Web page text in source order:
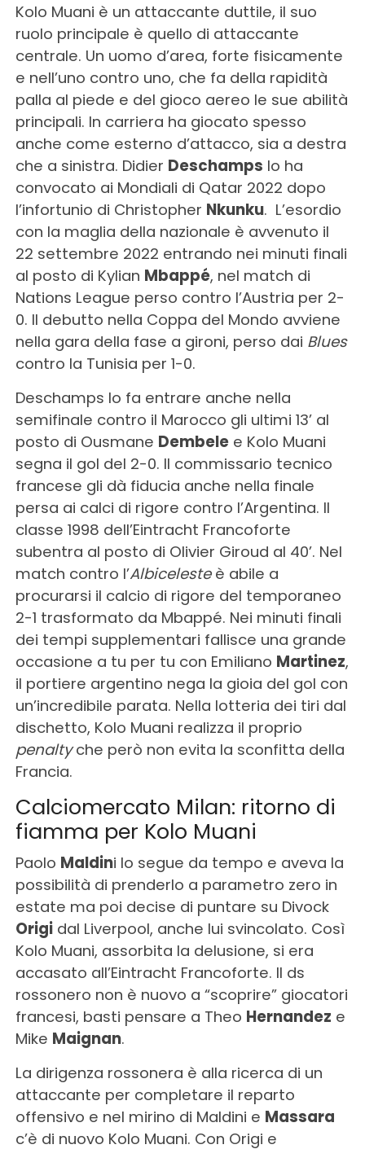
Kolo Muani è un attaccante duttile, il suo
ruolo principale è quello di attaccante
centrale. Un uomo d’area, forte fisicamente
e nell’uno contro uno, che fa della rapidità
palla al piede e del gioco aereo le sue abilità
principali. In carriera ha giocato spesso
anche come esterno d’attacco, sia a destra
che a sinistra. Didier Deschamps lo ha
convocato ai Mondiali di Qatar 2022 dopo
l’infortunio di Christopher Nkunku. L’esordio
con la maglia della nazionale è avvenuto il
22 settembre 2022 entrando nei minuti finali
al posto di Kylian Mbappé, nel match di
Nations League perso contro l’Austria per 2-
0. Il debutto nella Coppa del Mondo avviene
nella gara della fase a gironi, perso dai Blues
contro la Tunisia per 1-0.
Deschamps lo fa entrare anche nella
semifinale contro il Marocco gli ultimi 13’ al
posto di Ousmane Dembelee Kolo Muani
segna il gol del 2-0. Il commissario tecnico
francese gli dà fiducia anche nella finale
persa ai calci di rigore contro l’Argentina. Il
classe 1998 dell’Eintracht Francoforte
subentra al posto di Olivier Giroud al 40’. Nel
match contro l’Albicelesteè abile a
procurarsi il calcio di rigore del temporaneo
2-1 trasformato da Mbappé. Nei minuti finali
dei tempi supplementari fallisce una grande
occasione a tu per tu con Emiliano Martinez,
il portiere argentino nega la gioia del gol con
un’incredibile parata. Nella lotteria dei tiri dal
dischetto, Kolo Muani realizza il proprio
penaltyche però non evita la sconfitta della
Francia.
Calciomercato Milan: ritorno di
fiamma per Kolo Muani
Paolo Maldini lo segue da tempo e aveva la
possibilità di prenderlo a parametro zero in
estate ma poi decise di puntare su Divock
Origidal Liverpool, anche lui svincolato. Così
Kolo Muani, assorbita la delusione, si era
accasato all’Eintracht Francoforte. Il ds
rossonero non è nuovo a “scoprire” giocatori
francesi, basti pensare a Theo Hernandez e
Mike Maignan.
La dirigenza rossonera è alla ricerca di un
attaccante per completare il reparto
offensivo e nel mirino di Maldini e Massara
c’è di nuovo Kolo Muani. Con Origi e